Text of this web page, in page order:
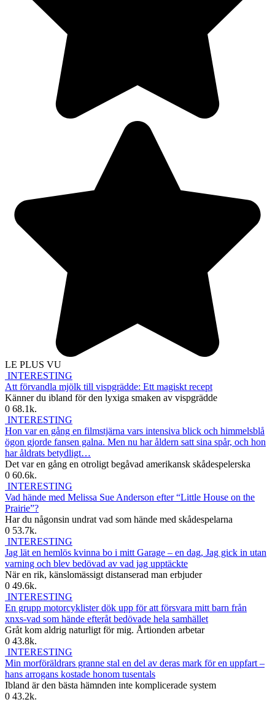
LE PLUS VU
INTERESTING
Att förvandla mjölk till vispgrädde: Ett magiskt recept
Känner du ibland för den lyxiga smaken av vispgrädde
0 68.1k.
INTERESTING
Hon var en gång en filmstjärna vars intensiva blick och himmelsblå
ögon gjorde fansen galna. Men nu har åldern satt sina spår, och hon
har åldrats betydligt…
Det var en gång en otroligt begåvad amerikansk skådespelerska
0 60.6k.
INTERESTING
Vad hände med Melissa Sue Anderson efter “Little House on the
Prairie”?
Har du någonsin undrat vad som hände med skådespelarna
0 53.7k.
INTERESTING
Jag lät en hemlös kvinna bo i mitt Garage – en dag, Jag gick in utan
varning och blev bedövad av vad jag upptäckte
När en rik, känslomässigt distanserad man erbjuder
0 49.6k.
INTERESTING
En grupp motorcyklister dök upp för att försvara mitt barn från
xnxs-vad som hände efteråt bedövade hela samhället
Gråt kom aldrig naturligt för mig. Årtionden arbetar
0 43.8k.
INTERESTING
Min morföräldrars granne stal en del av deras mark för en uppfart –
hans arrogans kostade honom tusentals
Ibland är den bästa hämnden inte komplicerade system
0 43.2k.